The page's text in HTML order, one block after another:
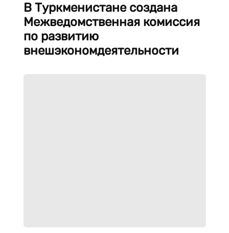
В Туркменистане создана
Межведомственная комиссия
по развитию
внешэкономдеятельности